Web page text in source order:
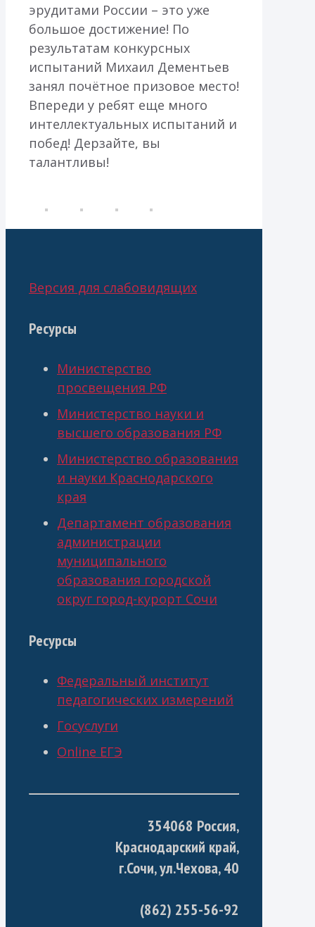
эрудитами России – это уже
большое достижение! По
результатам конкурсных
испытаний Михаил Дементьев
занял почётное призовое место!
Впереди у ребят еще много
интеллектуальных испытаний и
побед! Дерзайте, вы
талантливы!
Версия для слабовидящих
Ресурсы
Министерство
просвещения РФ
Министерство науки и
высшего образования РФ
Министерство образования
и науки Краснодарского
края
Департамент образования
администрации
муниципального
образования городской
округ город-курорт Сочи
Ресурсы
Федеральный институт
педагогических измерений
Госуслуги
Online ЕГЭ
354068 Россия,
Краснодарский край,
г.Сочи, ул.Чехова, 40
(862) 255-56-92